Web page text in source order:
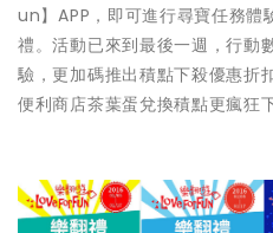
un】APP，即可進行尋寶任務體
禮。活動已來到最後一週，行動
驗，更加碼推出積點下殺優惠折
便利商店茶葉蛋兌換積點更瘋狂下